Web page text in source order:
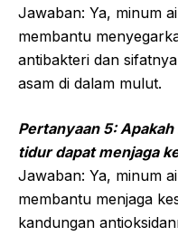
Jawaban: Ya, minum
membantu
antibakteri dan
asam di dalam mulut.
Pertanyaan 5:
tidur dapat menjaga
Jawaban: Ya, minum
membantu menjaga
kandungan